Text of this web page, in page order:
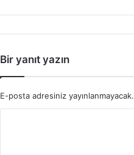
Bir yanıt yazın
E-posta adresiniz yayınlanmayacak.